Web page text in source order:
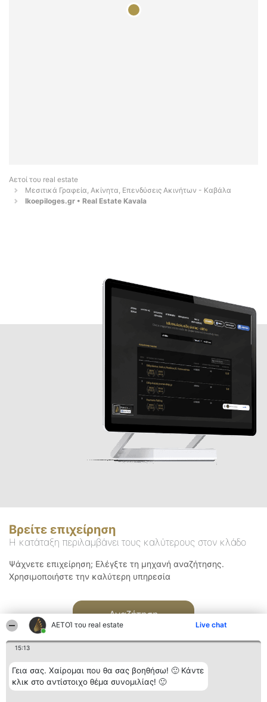
ΑΕΤΟΊ του real estate Live chat
15:13
Γεια σας. Χαίρομαι που θα σας βοηθήσω! 🙂 Κάντε
κλικ στο αντίστοιχο θέμα συνομιλίας! 🙂
Αετοί του real estate
Μεσιτικά Γραφεία, Ακίνητα, Επενδύσεις Ακινήτων - Καβάλα
Ikoepiloges.gr • Real Estate Kavala
Βρείτε επιχείρηση
Η κατάταξη περιλαμβάνει τους καλύτερους στον κλάδο
Ψάχνετε επιχείρηση; Ελέγξτε τη μηχανή αναζήτησης.
Χρησιμοποιήστε την καλύτερη υπηρεσία
Αναζήτηση